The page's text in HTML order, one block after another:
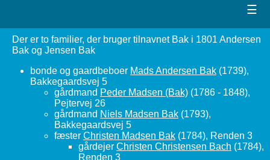
☰
Der er to familier, der bruger tilnavnet Bak i 1801 Andersen
Bak og Jensen Bak
bonde og gaardbeboer Mads Andersen Bak (1739),
Bakkegaardsvej 5
gårdmand Peder Madsen (Bak) (1786 - 1848),
Pejtervej 26
gårdmand Niels Madsen Bak (1793),
Bakkegaardsvej 5
fæster Christen Madsen Bak (1784), Renden 3
gårdejer Christen Christensen Bach (1784),
Renden 3